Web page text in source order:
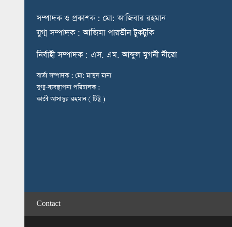
সম্পাদক ও প্রকাশক : মো: আজিবার রহমান
যুগ্ম সম্পাদক : আজিমা পারভীন টুকটুকি
নির্বাহী সম্পাদক : এস. এম. আব্দুল মুগনী নীরো
বার্তা সম্পাদক : মো: মাসুদ রানা
যুগ্ম-ব্যবস্থাপনা পরিচালক :
কাজী আসাদুর রহমান ( টিটু )
Contact